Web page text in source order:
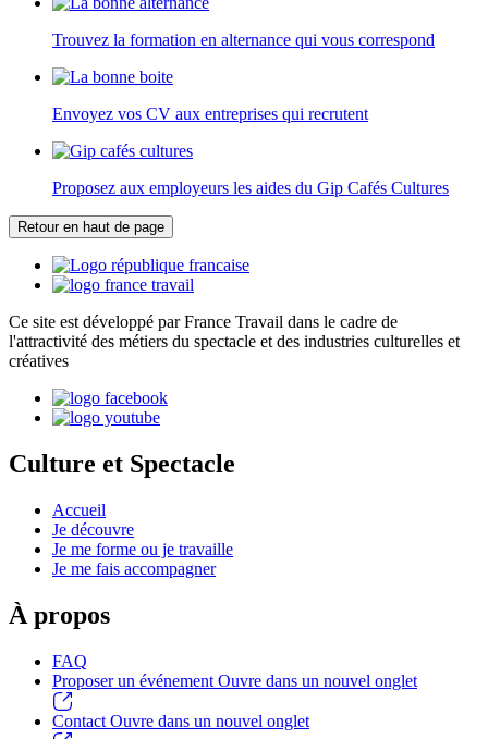
Trouvez la formation en alternance qui vous correspond
Envoyez vos CV aux entreprises qui recrutent
Proposez aux employeurs les aides du Gip Cafés Cultures
Retour en haut de page
Ce site est développé par France Travail dans le cadre de
l'attractivité des métiers du spectacle et des industries culturelles et
créatives
Culture et Spectacle
Accueil
Je découvre
Je me forme ou je travaille
Je me fais accompagner
À propos
FAQ
Proposer un événement Ouvre dans un nouvel onglet
Contact Ouvre dans un nouvel onglet